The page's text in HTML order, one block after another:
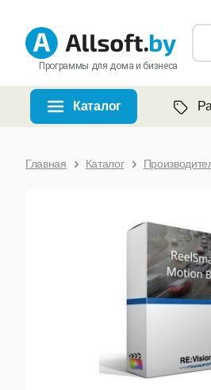
Программы для дома и бизнеса
Каталог
Главная Каталог